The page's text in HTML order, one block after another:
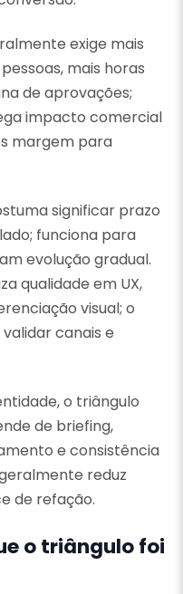
exige mais
mais horas
de aprovações;
impacto comercial
margem para
significar prazo
funciona para
evolução gradual.
qualidade em UX,
visual; o
canais e
o triângulo
de briefing,
e consistência
reduz
de refação.
o triângulo foi